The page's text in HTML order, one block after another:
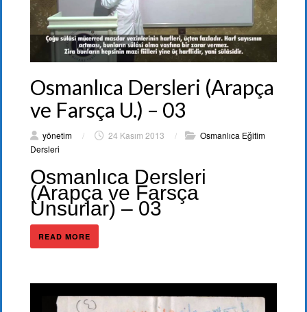
Osmanlıca Dersleri (Arapça
ve Farsça U.) – 03
yönetim / 24 Kasım 2013 /
Osmanlıca Eğitim
Dersleri
Osmanlıca Dersleri
(Arapça ve Farsça
Unsurlar) – 03
READ MORE